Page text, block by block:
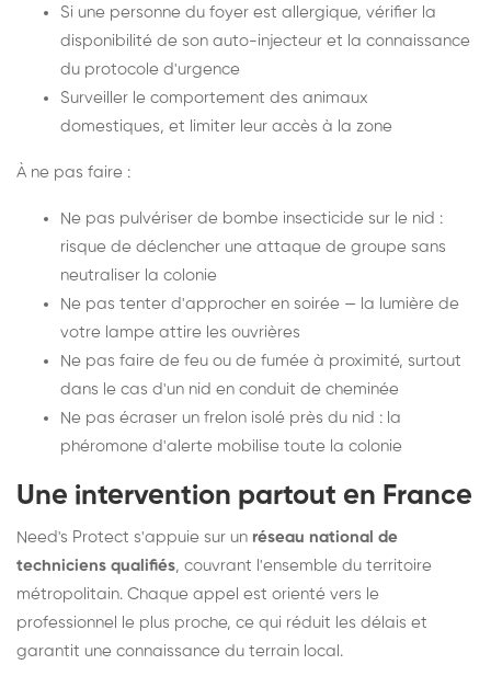
Si une personne du foyer est allergique, vérifier la
disponibilité de son auto-injecteur et la connaissance
du protocole d'urgence
Surveiller le comportement des animaux
domestiques, et limiter leur accès à la zone
À ne pas faire :
Ne pas pulvériser de bombe insecticide sur le nid :
risque de déclencher une attaque de groupe sans
neutraliser la colonie
Ne pas tenter d'approcher en soirée — la lumière de
votre lampe attire les ouvrières
Ne pas faire de feu ou de fumée à proximité, surtout
dans le cas d'un nid en conduit de cheminée
Ne pas écraser un frelon isolé près du nid : la
phéromone d'alerte mobilise toute la colonie
Une intervention partout en France
Need's Protect s'appuie sur un réseau national de
techniciens qualifiés, couvrant l'ensemble du territoire
métropolitain. Chaque appel est orienté vers le
professionnel le plus proche, ce qui réduit les délais et
garantit une connaissance du terrain local.